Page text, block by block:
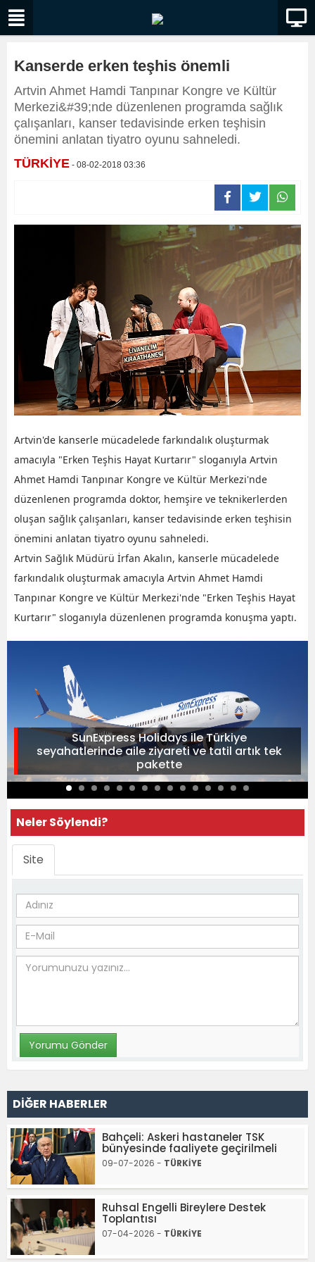
Kanserde erken teşhis önemli
Artvin Ahmet Hamdi Tanpınar Kongre ve Kültür
Merkezi&#39;nde düzenlenen programda sağlık
çalışanları, kanser tedavisinde erken teşhisin
önemini anlatan tiyatro oyunu sahneledi.
TÜRKİYE - 08-02-2018 03:36
Artvin'de kanserle mücadelede farkındalık oluşturmak
amacıyla "Erken Teşhis Hayat Kurtarır" sloganıyla Artvin
Ahmet Hamdi Tanpınar Kongre ve Kültür Merkezi'nde
düzenlenen programda doktor, hemşire ve teknikerlerden
oluşan sağlık çalışanları, kanser tedavisinde erken teşhisin
önemini anlatan tiyatro oyunu sahneledi.
Artvin Sağlık Müdürü İrfan Akalın, kanserle mücadelede
farkındalık oluşturmak amacıyla Artvin Ahmet Hamdi
Tanpınar Kongre ve Kültür Merkezi'nde "Erken Teşhis Hayat
Kurtarır" sloganıyla düzenlenen programda konuşma yaptı.
SunExpress Holidays ile Türkiye
seyahatlerinde aile ziyareti ve tatil artık tek
pakette
Neler Söylendi?
Site
DİĞER HABERLER
Bahçeli: Askeri hastaneler TSK
bünyesinde faaliyete geçirilmeli
09-07-2026 - TÜRKİYE
Ruhsal Engelli Bireylere Destek
Toplantısı
07-04-2026 - TÜRKİYE